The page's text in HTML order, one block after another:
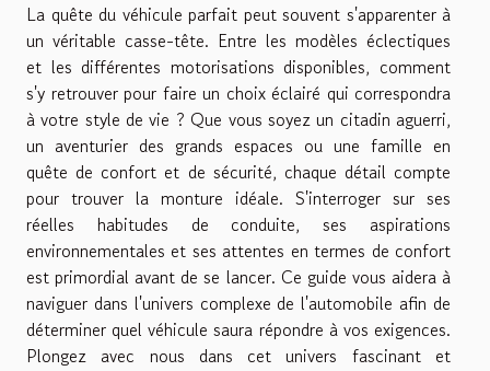
La quête du véhicule parfait peut souvent s'apparenter à
un véritable casse-tête. Entre les modèles éclectiques
et les différentes motorisations disponibles, comment
s'y retrouver pour faire un choix éclairé qui correspondra
à votre style de vie ? Que vous soyez un citadin aguerri,
un aventurier des grands espaces ou une famille en
quête de confort et de sécurité, chaque détail compte
pour trouver la monture idéale. S'interroger sur ses
réelles habitudes de conduite, ses aspirations
environnementales et ses attentes en termes de confort
est primordial avant de se lancer. Ce guide vous aidera à
naviguer dans l'univers complexe de l'automobile afin de
déterminer quel véhicule saura répondre à vos exigences.
Plongez avec nous dans cet univers fascinant et